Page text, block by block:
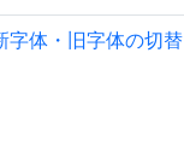
字体・旧字体の切替